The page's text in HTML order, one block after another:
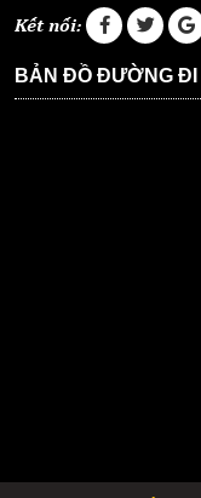
Kết nối:
BẢN ĐỒ ĐƯỜNG ĐI